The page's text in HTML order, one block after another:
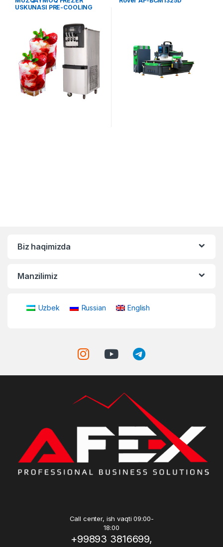
USKUNASI PRE-COOLING
Biz haqimizda
Manzilimiz
Uzbek Russian English
Call center, ish vaqti 09:00-
18:00
+99893 3816699,